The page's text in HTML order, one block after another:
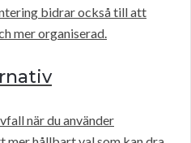
bidrar också till att
mer organiserad.
när du använder